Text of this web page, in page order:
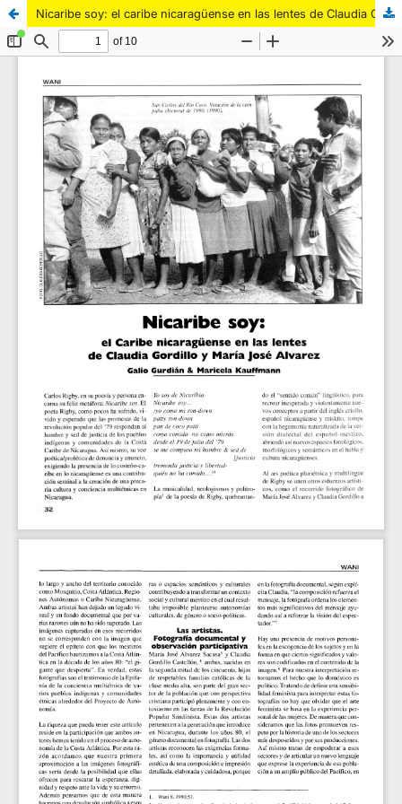
Nicaribe soy: el caribe nicaragüense en las lentes de Claudia Gordillo y María José Álvarez